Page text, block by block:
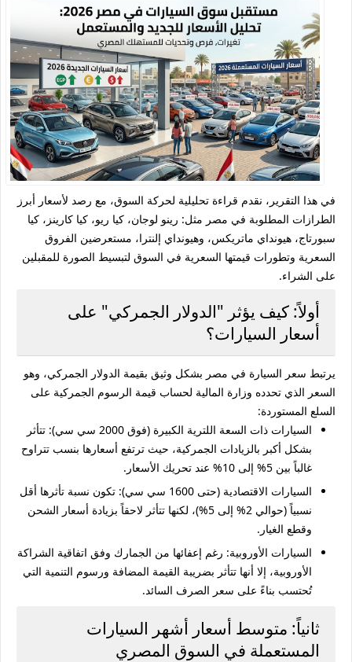
في هذا التقرير، نقدم قراءة تحليلية لحركة السوق، مع رصد لأسعار أبرز
الطرازات المطلوبة في مصر مثل: رينو لوجان، كيا ريو، كيا كارينز، كيا
سبورتاج، هيونداي ماتريكس، وهيونداي إلنترا، مستعرضين الفروق
السعرية وتطورات قيمتها السعرية في السوق لتبسيط الصورة للمقبلين
على الشراء.
أولاً: كيف يؤثر "الدولار الجمركي" على
أسعار السيارات؟
يرتبط سعر السيارة في مصر بشكل وثيق بقيمة الدولار الجمركي، وهو
السعر الذي تحدده وزارة المالية لحساب قيمة الرسوم الجمركية على
السلع المستوردة:
السيارات ذات السعة اللترية الكبيرة (فوق 2000 سي سي):
تتأثر
بشكل أكبر بالزيادات الجمركية، حيث ترتفع أسعارها بنسب تتراوح
غالباً بين 5% إلى 10% عند تحريك الأسعار.
السيارات الاقتصادية (حتى 1600 سي سي):
تكون نسبة تأثرها أقل
نسبياً (حوالي 2% إلى 5%)، لكنها تتأثر لاحقاً بزيادة أسعار الشحن
وقطع الغيار.
السيارات الأوروبية: رغم إعفائها من الجمارك وفق اتفاقية الشراكة
الأوروبية، إلا أنها تتأثر بضريبة القيمة المضافة ورسوم التنمية التي
تُحتسب بناءً على سعر الصرف السائد.
ثانياً: متوسط أسعار أشهر السيارات
المستعملة في السوق المصري